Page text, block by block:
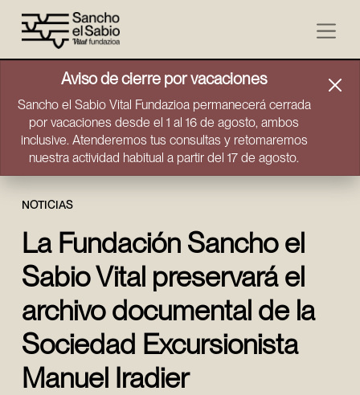
Ir directamente al contenido
Aviso de cierre por vacaciones
Sancho el Sabio Vital Fundazioa permanecerá cerrada
por vacaciones desde el 1 al 16 de agosto, ambos
inclusive. Atenderemos tus consultas y retomaremos
nuestra actividad habitual a partir del 17 de agosto.
NOTICIAS
La Fundación Sancho el
Sabio Vital preservará el
archivo documental de la
Sociedad Excursionista
Manuel Iradier